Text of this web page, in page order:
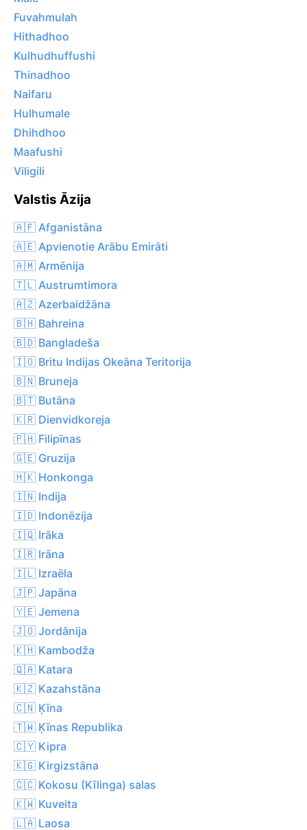
Fuvahmulah
Hithadhoo
Kulhudhuffushi
Thinadhoo
Naifaru
Hulhumale
Dhihdhoo
Maafushi
Viligili
Valstis Āzija
🇦🇫 Afganistāna
🇦🇪 Apvienotie Arābu Emirāti
🇦🇲 Armēnija
🇹🇱 Austrumtimora
🇦🇿 Azerbaidžāna
🇧🇭 Bahreina
🇧🇩 Bangladeša
🇮🇴 Britu Indijas Okeāna Teritorija
🇧🇳 Bruneja
🇧🇹 Butāna
🇰🇷 Dienvidkoreja
🇵🇭 Filipīnas
🇬🇪 Gruzija
🇭🇰 Honkonga
🇮🇳 Indija
🇮🇩 Indonēzija
🇮🇶 Irāka
🇮🇷 Irāna
🇮🇱 Izraēla
🇯🇵 Japāna
🇾🇪 Jemena
🇯🇴 Jordānija
🇰🇭 Kambodža
🇶🇦 Katara
🇰🇿 Kazahstāna
🇨🇳 Ķīna
🇹🇼 Ķīnas Republika
🇨🇾 Kipra
🇰🇬 Kirgizstāna
🇨🇨 Kokosu (Kīlinga) salas
🇰🇼 Kuveita
🇱🇦 Laosa